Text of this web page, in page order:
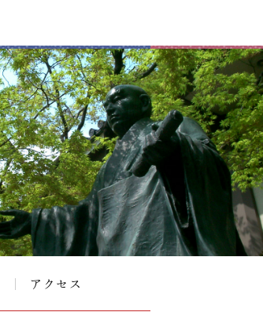
アクセス